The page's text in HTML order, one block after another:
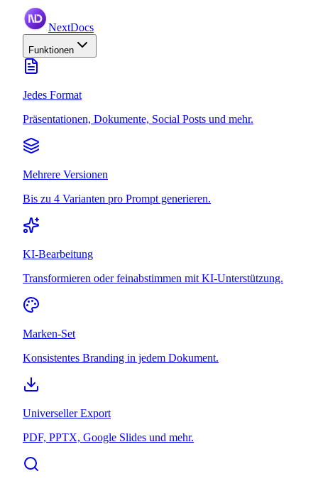
NextDocs
Funktionen
Jedes Format
Präsentationen, Dokumente, Social Posts und mehr.
Mehrere Versionen
Bis zu 4 Varianten pro Prompt generieren.
KI-Bearbeitung
Transformieren oder feinabstimmen mit KI-Unterstützung.
Marken-Set
Konsistentes Branding in jedem Dokument.
Universeller Export
PDF, PPTX, Google Slides und mehr.